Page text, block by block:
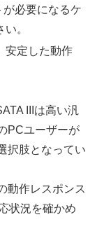
必要になるケ
。
安定した動作
IIIは高い汎
PCユーザーが
択肢となってい
動作レスポンス
状況を確かめ